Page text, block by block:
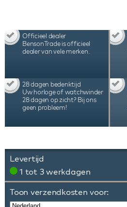
Officieel dealer
BensonTrade is officieel
dealer van vele merken.
28 dagen bedenktijd
Uw horloge of watchwinder
28 dagen op zicht? Bij ons
geen probleem!
Levertijd
1 tot 3 werkdagen
Toon verzendkosten voor: